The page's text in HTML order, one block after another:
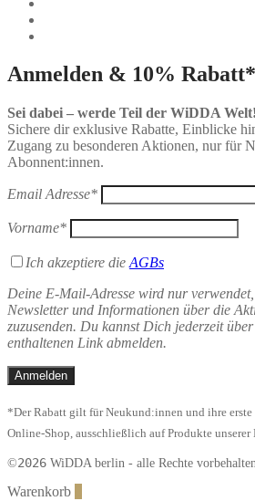
Anmelden & 10%
Sei dabei – werde Teil der WiDDA Welt!
Sichere dir exklusive Rabatte, Einblicke
Zugang zu besonderen Aktionen, nur für
Abonnent:innen.
Email Adresse*
Vorname*
Ich akzeptiere die AGBs
Deine E-Mail-Adresse wird nur
Newsletter und Informationen über die
zuzusenden. Du kannst Dich jederzeit
enthaltenen Link abmelden.
*Der Rabatt gilt für Neukund:innen und ihre
Online-Shop, ausschließlich auf Produkte unserer
©2026 WiDDA berlin - alle Rechte vorbehalten
Warenkorb